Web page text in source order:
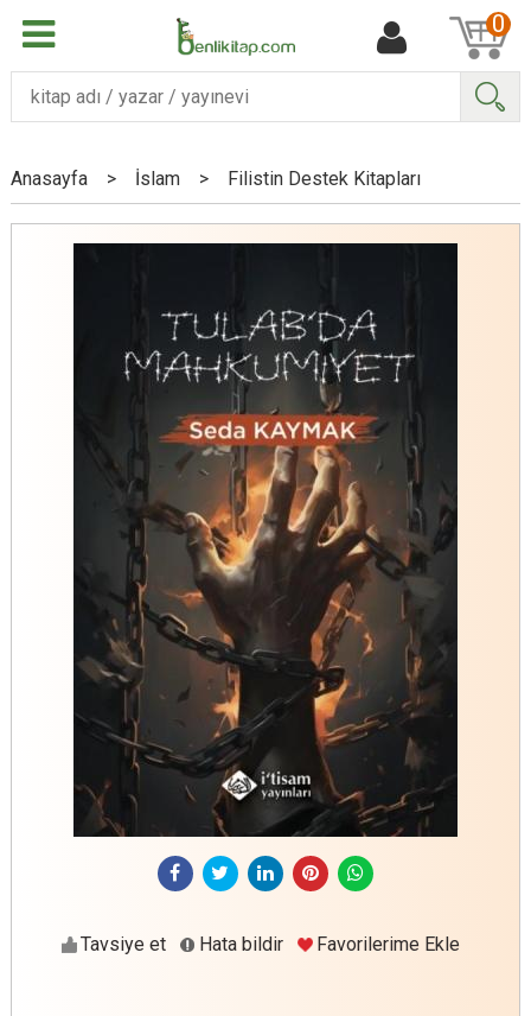
0
Anasayfa > İslam > Filistin Destek Kitapları
Tavsiye et Hata bildir Favorilerime Ekle